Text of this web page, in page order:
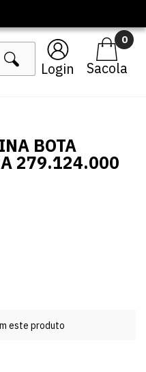
Login
0
BOTA
279.124.000
este produto